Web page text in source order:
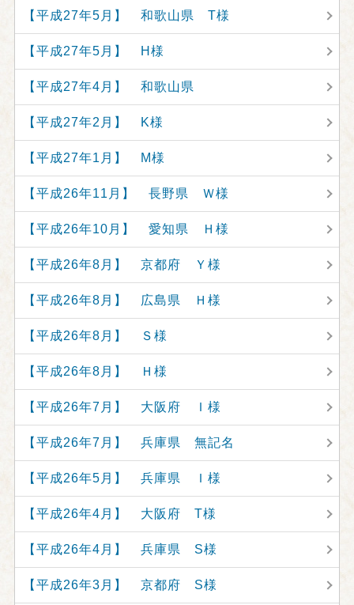
【平成27年5月】 和歌山県 T様
【平成27年5月】 H様
【平成27年4月】 和歌山県
【平成27年2月】 K様
【平成27年1月】 M様
【平成26年11月】 長野県 Ｗ様
【平成26年10月】 愛知県 Ｈ様
【平成26年8月】 京都府 Ｙ様
【平成26年8月】 広島県 Ｈ様
【平成26年8月】 Ｓ様
【平成26年8月】 Ｈ様
【平成26年7月】 大阪府 Ｉ様
【平成26年7月】 兵庫県 無記名
【平成26年5月】 兵庫県 Ｉ様
【平成26年4月】 大阪府 T様
【平成26年4月】 兵庫県 S様
【平成26年3月】 京都府 S様